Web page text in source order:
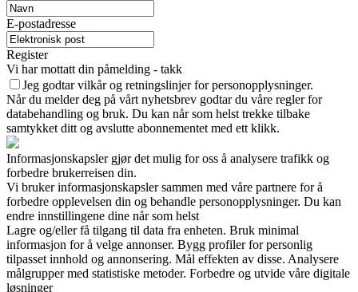
E-postadresse
Register
Vi har mottatt din påmelding - takk
Jeg godtar vilkår og retningslinjer for personopplysninger.
Når du melder deg på vårt nyhetsbrev godtar du våre regler for
databehandling og bruk. Du kan når som helst trekke tilbake
samtykket ditt og avslutte abonnementet med ett klikk.
Informasjonskapsler gjør det mulig for oss å analysere trafikk og
forbedre brukerreisen din.
Vi bruker informasjonskapsler sammen med våre partnere for å
forbedre opplevelsen din og behandle personopplysninger. Du kan
endre innstillingene dine når som helst
Lagre og/eller få tilgang til data fra enheten. Bruk minimal
informasjon for å velge annonser. Bygg profiler for personlig
tilpasset innhold og annonsering. Mål effekten av disse. Analysere
målgrupper med statistiske metoder. Forbedre og utvide våre digitale
løsninger